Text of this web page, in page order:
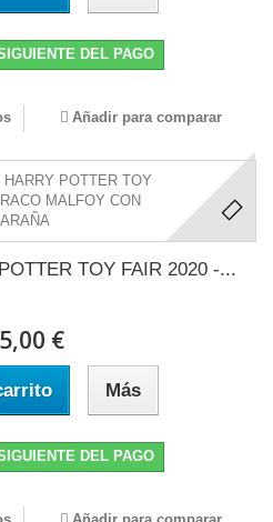
DEL PAGO
Añadir para comparar
TOY FAIR 2020 -...
€
Más
DEL PAGO